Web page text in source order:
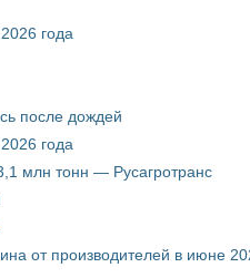
года
после дождей
года
млн тонн — Русагротранс
от производителей в июне